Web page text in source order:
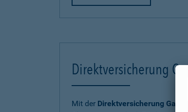
Direktversicherung
Mit der Direktversicherung